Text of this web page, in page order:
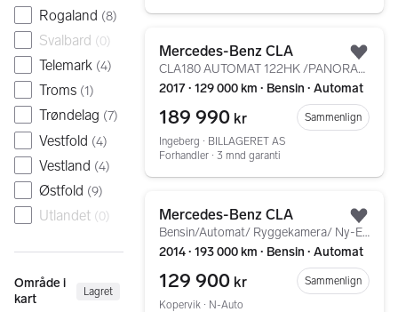
Rogaland (8)
Svalbard (0)
Telemark (4)
Troms (1)
Trøndelag (7)
Vestfold (4)
Vestland (4)
Østfold (9)
Utlandet (0)
Område i
kart
Lagret
Mercedes-Benz CLA
CLA180 AUTOMAT 122HK /PANORAMA/LED/KAMERA/DAB+/F1/CC/++
2017 ∙ 129 000 km ∙ Bensin ∙ Automat
189 990 kr
Sammenlign
Ingeberg ∙ BILLAGERET AS
Forhandler ∙ 3 mnd garanti
Mercedes-Benz CLA
Bensin/Automat/ Ryggekamera/ Ny-EU/ AMG/ Krok
2014 ∙ 193 000 km ∙ Bensin ∙ Automat
129 900 kr
Sammenlign
Kopervik ∙ N-Auto